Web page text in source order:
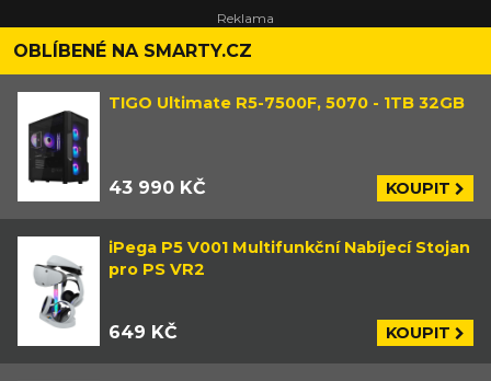
OBLÍBENÉ NA SMARTY.CZ
TIGO Ultimate R5-7500F, 5070 - 1TB 32GB
43 990 KČ KOUPIT
iPega P5 V001 Multifunkční Nabíjecí Stojan
pro PS VR2
649 KČ KOUPIT